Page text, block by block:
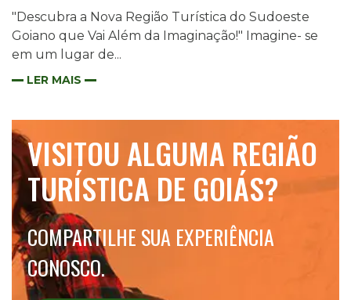
"Descubra a Nova Região Turística do Sudoeste
Goiano que Vai Além da Imaginação!" Imagine- se
em um lugar de...
LER MAIS
VISITOU ALGUMA REGIÃO
TURÍSTICA DE GOIÁS?
COMPARTILHE SUA EXPERIÊNCIA
CONOSCO.